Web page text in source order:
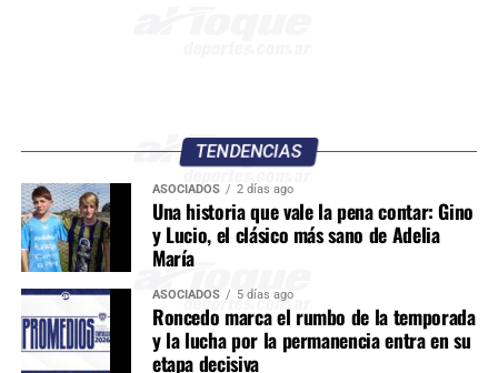
TENDENCIAS
ASOCIADOS 2 días ago
Una historia que vale la pena contar: Gino
y Lucio, el clásico más sano de Adelia
María
ASOCIADOS 5 días ago
Roncedo marca el rumbo de la temporada
y la lucha por la permanencia entra en su
etapa decisiva